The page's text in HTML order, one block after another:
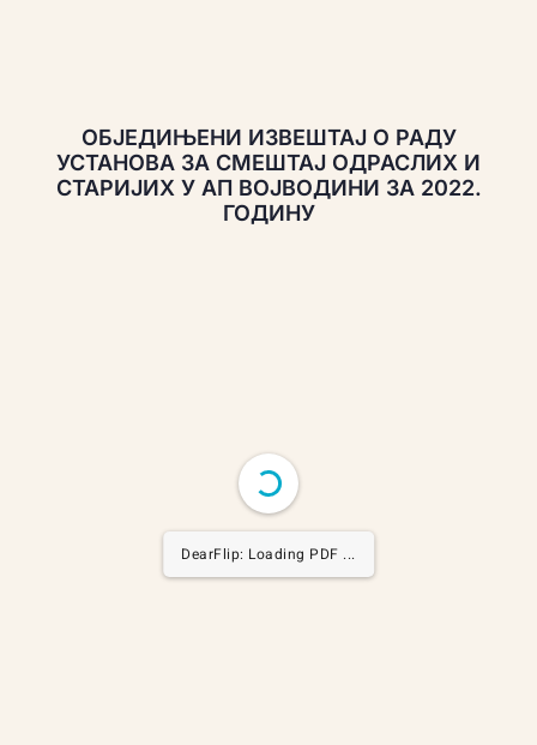
ОБЈЕДИЊЕНИ ИЗВЕШТАЈ О РАДУ
УСТАНОВА ЗА СМЕШТАЈ ОДРАСЛИХ И
СТАРИЈИХ У АП ВОЈВОДИНИ ЗА 2022.
ГОДИНУ
DearFlip: Loading PDF ...